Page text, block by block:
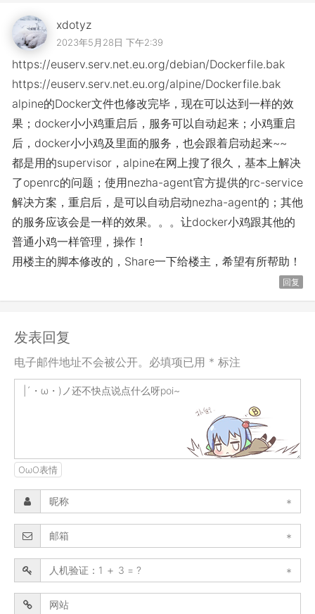
xdotyz
2023年5月28日 下午2:39
https://euserv.serv.net.eu.org/debian/Dockerfile.bak
https://euserv.serv.net.eu.org/alpine/Dockerfile.bak
alpine的Docker文件也修改完毕，现在可以达到一样的效
果；docker小小鸡重启后，服务可以自动起来；小鸡重启
后，docker小小鸡及里面的服务，也会跟着启动起来~~
都是用的supervisor，alpine在网上搜了很久，基本上解决
了openrc的问题；使用nezha-agent官方提供的rc-service
解决方案，重启后，是可以自动启动nezha-agent的；其他
的服务应该会是一样的效果。。。让docker小鸡跟其他的
普通小鸡一样管理，操作！
用楼主的脚本修改的，Share一下给楼主，希望有所帮助！
回复
发表回复
电子邮件地址不会被公开。必填项已用 * 标注
OωO表情
*
*
*